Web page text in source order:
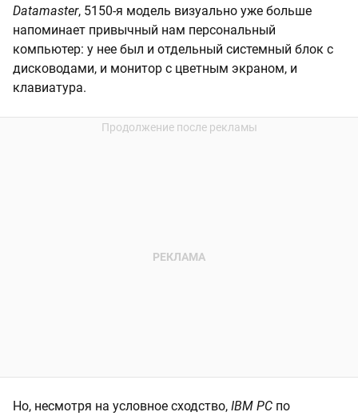
Datamaster, 5150-я модель визуально уже больше
напоминает привычный нам персональный
компьютер: у нее был и отдельный системный блок с
дисководами, и монитор с цветным экраном, и
клавиатура.
Но, несмотря на условное сходство, IBM PC по